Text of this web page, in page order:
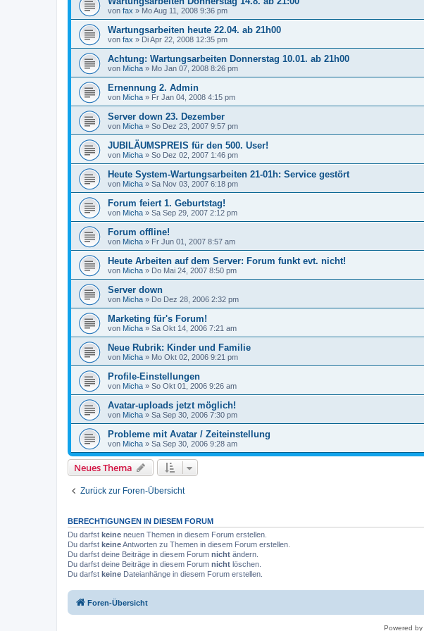
von fax » Mo Aug 11, 2008 9:36 pm
Wartungsarbeiten heute 22.04. ab 21h00
von fax » Di Apr 22, 2008 12:35 pm
Achtung: Wartungsarbeiten Donnerstag 10.01. ab 21h00
von Micha » Mo Jan 07, 2008 8:26 pm
Ernennung 2. Admin
von Micha » Fr Jan 04, 2008 4:15 pm
Server down 23. Dezember
von Micha » So Dez 23, 2007 9:57 pm
JUBILÄUMSPREIS für den 500. User!
von Micha » So Dez 02, 2007 1:46 pm
Heute System-Wartungsarbeiten 21-01h: Service gestört
von Micha » Sa Nov 03, 2007 6:18 pm
Forum feiert 1. Geburtstag!
von Micha » Sa Sep 29, 2007 2:12 pm
Forum offline!
von Micha » Fr Jun 01, 2007 8:57 am
Heute Arbeiten auf dem Server: Forum funkt evt. nicht!
von Micha » Do Mai 24, 2007 8:50 pm
Server down
von Micha » Do Dez 28, 2006 2:32 pm
Marketing für's Forum!
von Micha » Sa Okt 14, 2006 7:21 am
Neue Rubrik: Kinder und Familie
von Micha » Mo Okt 02, 2006 9:21 pm
Profile-Einstellungen
von Micha » So Okt 01, 2006 9:26 am
Avatar-uploads jetzt möglich!
von Micha » Sa Sep 30, 2006 7:30 pm
Probleme mit Avatar / Zeiteinstellung
von Micha » Sa Sep 30, 2006 9:28 am
Neues Thema
Zurück zur Foren-Übersicht
BERECHTIGUNGEN IN DIESEM FORUM
Du darfst keine neuen Themen in diesem Forum erstellen.
Du darfst keineAntworten zu Themen in diesem Forum erstellen.
Du darfst deine Beiträge in diesem Forum nicht ändern.
Du darfst deine Beiträge in diesem Forum nicht löschen.
Du darfst keine Dateianhänge in diesem Forum erstellen.
Foren-Übersicht
Powered by